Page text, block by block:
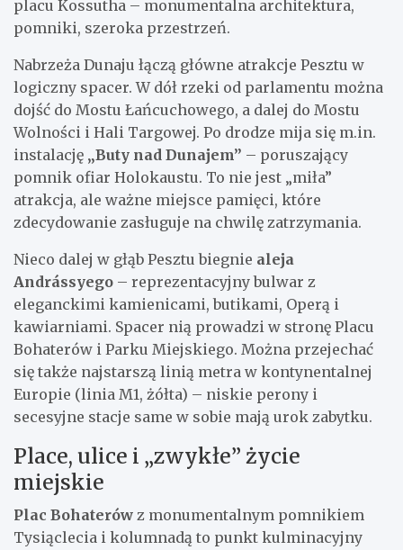
placu Kossutha – monumentalna architektura,
pomniki, szeroka przestrzeń.
Nabrzeża Dunaju łączą główne atrakcje Pesztu w
logiczny spacer. W dół rzeki od parlamentu można
dojść do Mostu Łańcuchowego, a dalej do Mostu
Wolności i Hali Targowej. Po drodze mija się m.in.
instalację „Buty nad Dunajem” – poruszający
pomnik ofiar Holokaustu. To nie jest „miła”
atrakcja, ale ważne miejsce pamięci, które
zdecydowanie zasługuje na chwilę zatrzymania.
Nieco dalej w głąb Pesztu biegnie aleja
Andrássyego – reprezentacyjny bulwar z
eleganckimi kamienicami, butikami, Operą i
kawiarniami. Spacer nią prowadzi w stronę Placu
Bohaterów i Parku Miejskiego. Można przejechać
się także najstarszą linią metra w kontynentalnej
Europie (linia M1, żółta) – niskie perony i
secesyjne stacje same w sobie mają urok zabytku.
Place, ulice i „zwykłe” życie
miejskie
Plac Bohaterów z monumentalnym pomnikiem
Tysiąclecia i kolumnadą to punkt kulminacyjny